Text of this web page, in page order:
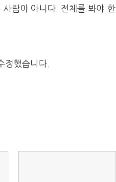
람이 아니다. 전체를 봐야 한
정했습니다.